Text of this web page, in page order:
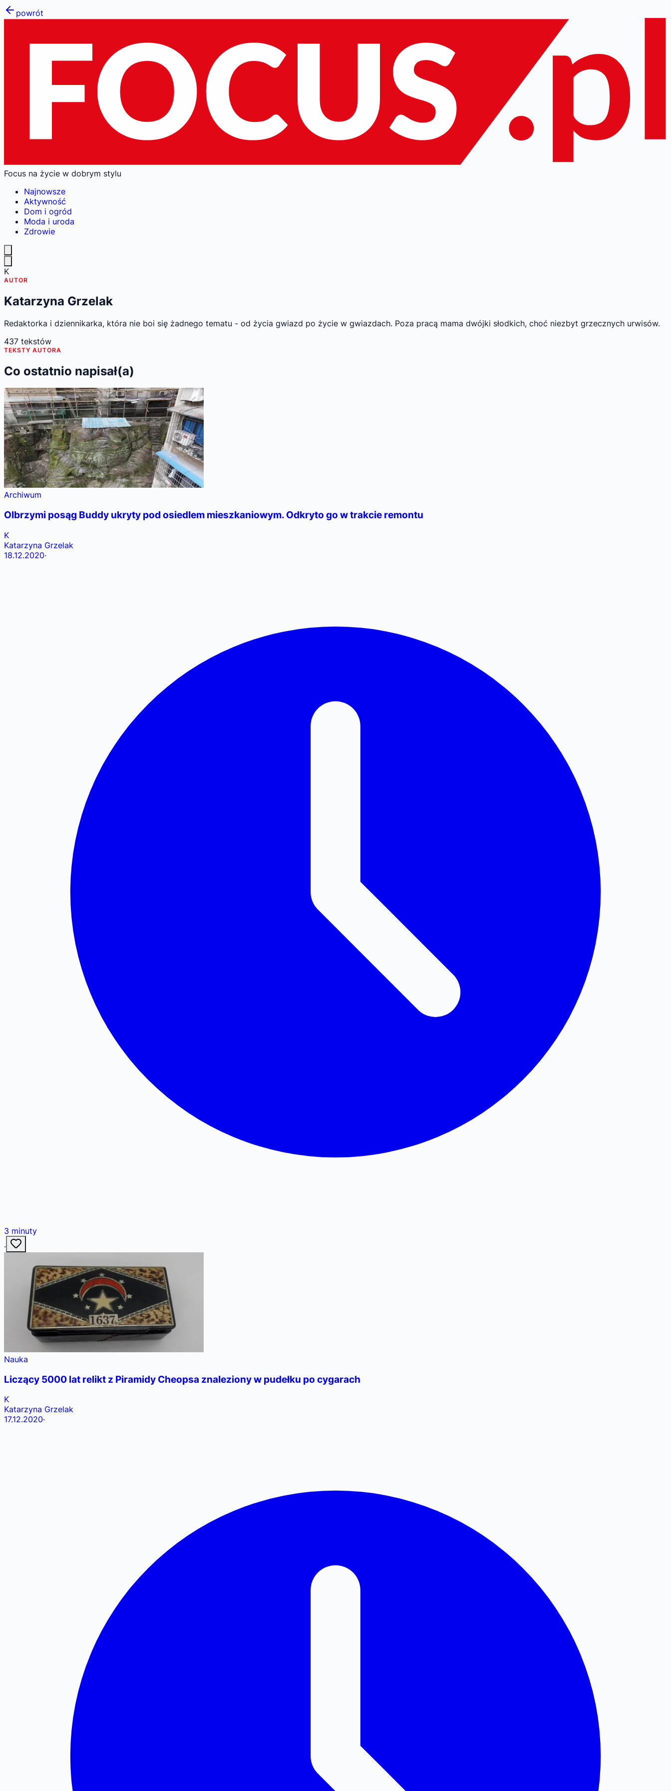
powrót
Focus na życie w dobrym stylu
Najnowsze
Aktywność
Dom i ogród
Moda i uroda
Zdrowie
K
AUTOR
Katarzyna Grzelak
Redaktorka i dziennikarka, która nie boi się żadnego tematu - od życia gwiazd po życie w gwiazdach. Poza pracą mama dwójki słodkich, choć niezbyt grzecznych urwisów.
437 tekstów
TEKSTY AUTORA
Co ostatnio napisał(a)
Archiwum
Olbrzymi posąg Buddy ukryty pod osiedlem mieszkaniowym. Odkryto go w trakcie remontu
K
Katarzyna Grzelak
18.12.2020·
3 minuty
·
Nauka
Liczący 5000 lat relikt z Piramidy Cheopsa znaleziony w pudełku po cygarach
K
Katarzyna Grzelak
17.12.2020·